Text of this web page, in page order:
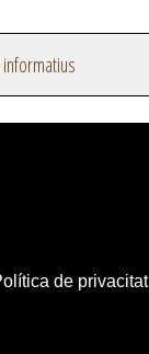
de privacitat